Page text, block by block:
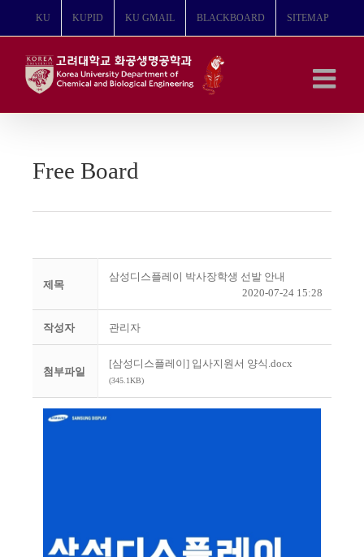
뛰
KU KUPID KU GMAIL BLACKBOARD SITEMAP
Free Board
제목
삼성디스플레이 박사장학생 선발 안내
2020-07-24 15:28
작성자 관리자
첨부파일
[삼성디스플레이] 입사지원서 양식.docx
(345.1KB)